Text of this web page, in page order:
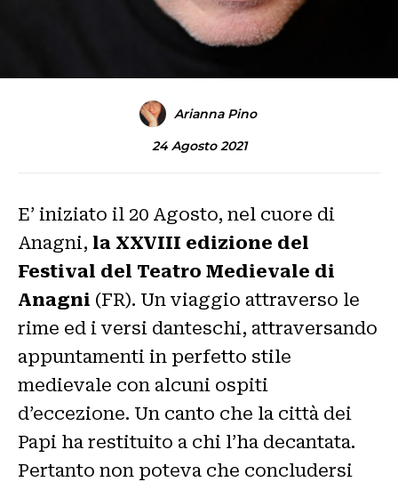
Arianna Pino
24 Agosto 2021
E’ iniziato il 20 Agosto, nel cuore di
Anagni, la XXVIII edizione del
Festival del Teatro Medievale di
Anagni (FR). Un viaggio attraverso le
rime ed i versi danteschi, attraversando
appuntamenti in perfetto stile
medievale con alcuni ospiti
d’eccezione. Un canto che la città dei
Papi ha restituito a chi l’ha decantata.
Pertanto non poteva che concludersi